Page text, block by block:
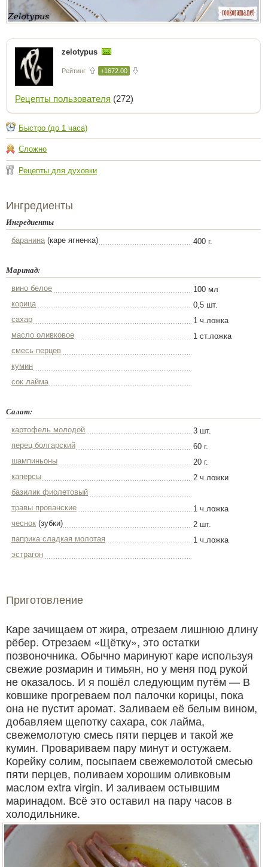
zelotypus
Рейтинг +1672.00
Рецепты пользователя (272)
Быстро (до 1 часа)
Сложно
Рецепты для духовки
Ингредиенты
Ингредиенты
баранина(каре ягненка) 400 г.
Маринад:
вино белое
100 мл
корица
0,5 шт.
сахар
1 ч.ложка
масло оливковое
1 ст.ложка
смесь перцев
кумин
сок лайма
Салат:
картофель молодой
3 шт.
перец болгарский
60 г.
шампиньоны
20 г.
каперсы
2 ч.ложки
базилик фиолетовый
травы прованские
1 ч.ложка
чеснок (зубки)
2 шт.
паприка сладкая молотая
1 ч.ложка
эстрагон
Приготовление
Каре зачищаем от жира, отрезаем лишнюю длину
рёбер. Отрезаем «Щётку», это остатки
позвоночника. Обычно маринуют каре используя
свежие розмарин и тимьян, но у меня под рукой
не оказалось. И я пошёл следующим путём — В
ковшике прогреваем пол палочки корицы, пока
она не пустит аромат. Заливаем её белым вином,
добавляем щепотку сахара, сок лайма,
свежемолотую смесь пяти перцев и такой же
кумин. Провариваем пару минут и остужаем.
Корейку солим, посыпаем свежемолотой смесью
пяти перцев, поливаем хорошим оливковым
маслом extra virgin. И заливаем остывшим
маринадом. Всё это оставил на пару часов в
холодильнике.